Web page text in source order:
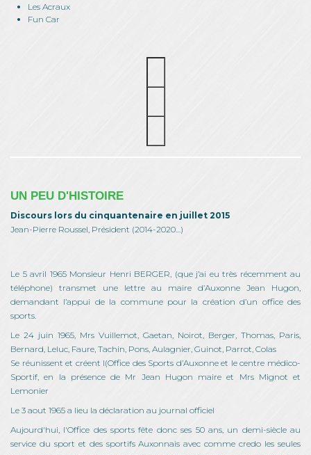
Les Acraux
Fun Car
UN PEU D'HISTOIRE
Discours lors du cinquantenaire en juillet 2015
Jean-Pierre Roussel, Président (2014-2020…)
Le 5 avril 1965 Monsieur Henri BERGER, (que j’ai eu très récemment au
téléphone) transmet une lettre au maire d’Auxonne Jean Hugon,
demandant l’appui de la commune pour la création d’un office des
sports.
Le 24 juin 1965, Mrs Vuillemot, Gaetan, Noirot, Berger, Thomas, Paris,
Bernard, Leluc, Faure, Tachin, Pons, Aulagnier, Guinot, Parrot, Colas
Se réunissent et créent l(Office des Sports d’Auxonne et le centre médico-
Sportif, en la présence de Mr Jean Hugon maire et Mrs Mignot et
Lemonier
Le 3 aout 1965 a lieu la déclaration au journal officiel
Aujourd'hui, l'Office des sports fête donc ses 50 ans, un demi-siècle au
service du sport et des sportifs Auxonnais avec comme credo les seules